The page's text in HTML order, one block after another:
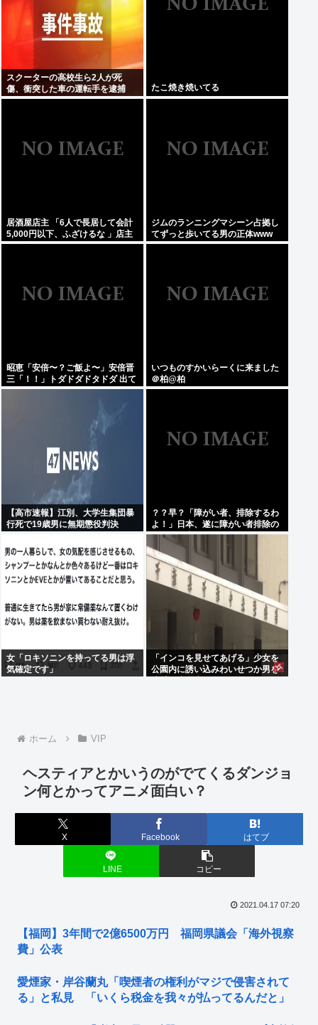
スクーターの高校生ら2人が死
傷、衝突した車の運転手を逮捕
たこ焼き焼いてる
居酒屋店主 「6人で長居して会計
5,000円以下、ふざけるな 」店主
ぶちギレでネットに晒されるwww
ジムのランニングマシーン占拠し
てずっと歩いてる男の正体www
昭恵「安倍〜？ご飯よ〜」安倍晋
三「！！」トダドダドタドダ 出て
きそうなご飯
いつものすかいらーくに来ました
＠柏@柏
【高市速報】江別、大学生集団暴
行死で19歳男に無期懲役判決
？？早？「障がい者、排除するわ
よ！」日本、遂に障がい者排除の
為に動き出す。
女「ロキソニンを持ってる男は浮
気確定です」
「インコを見せてあげる」少女を
公園内に誘い込みわいせつか男を
ホーム VIP
ヘスティアとかいうのがでてくるダンジョ
ン何とかってアニメ面白い？
X Facebook はてブ
LINE コピー
2021.04.17 07:20
【福岡】3年間で2億6500万円 福岡県議会「海外視察
費」公表
愛煙家・岸谷蘭丸「喫煙者の権利がマジで侵害されて
る」と私見 「いくら税金を我々が払ってるんだと」